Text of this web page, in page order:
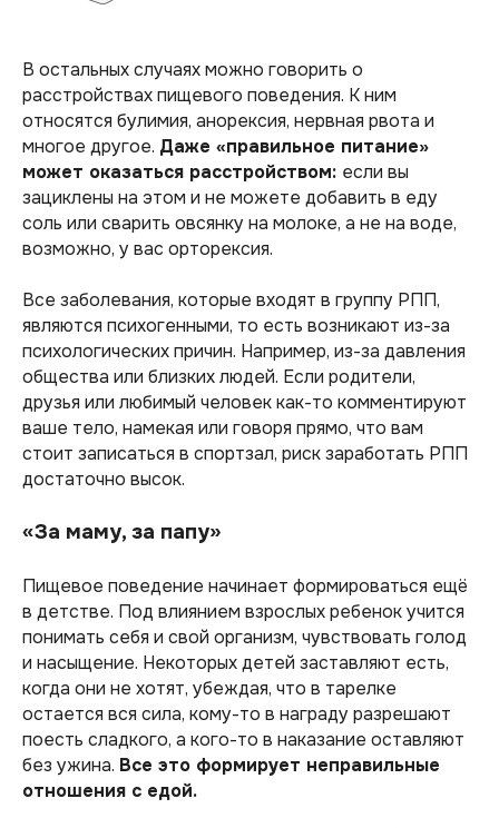
В остальных случаях можно говорить о
расстройствах пищевого поведения. К ним
относятся булимия, анорексия, нервная рвота и
многое другое. Даже «правильное питание»
может оказаться расстройством: если вы
зациклены на этом и не можете добавить в еду
соль или сварить овсянку на молоке, а не на воде,
возможно, у вас орторексия.
Все заболевания, которые входят в группу РПП,
являются психогенными, то есть возникают из-за
психологических причин. Например, из-за давления
общества или близких людей. Если родители,
друзья или любимый человек как-то комментируют
ваше тело, намекая или говоря прямо, что вам
стоит записаться в спортзал, риск заработать РПП
достаточно высок.
«За маму, за папу»
Пищевое поведение начинает формироваться ещё
в детстве. Под влиянием взрослых ребенок учится
понимать себя и свой организм, чувствовать голод
и насыщение. Некоторых детей заставляют есть,
когда они не хотят, убеждая, что в тарелке
остается вся сила, кому-то в награду разрешают
поесть сладкого, а кого-то в наказание оставляют
без ужина. Все это формирует неправильные
отношения с едой.